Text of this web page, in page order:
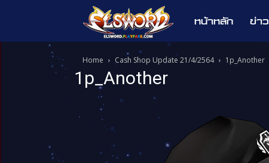
Elsword
หน้าหลัก ข่าว
Home Cash Shop Update 21/4/2564 1p_Another
1p_Another